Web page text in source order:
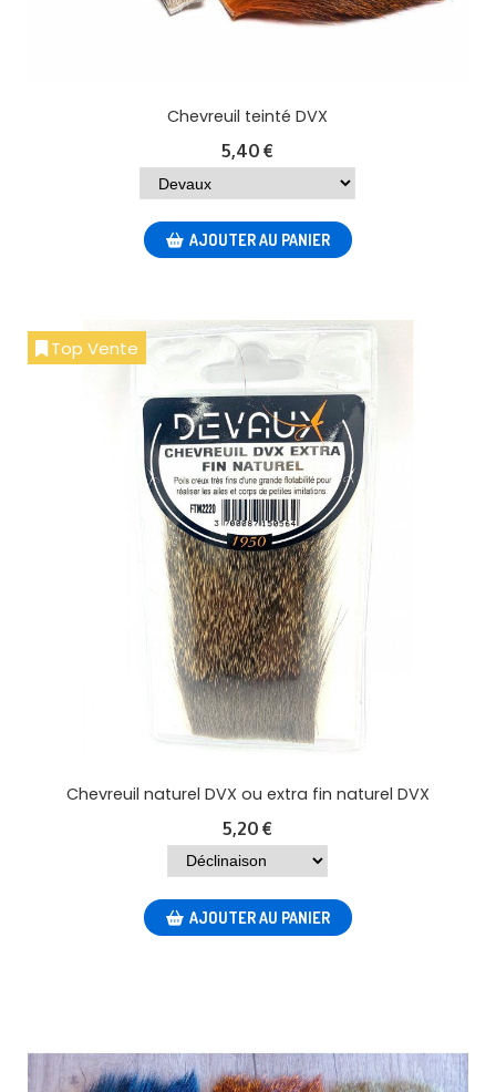
Chevreuil teinté DVX
5,40 €
AJOUTER AU PANIER
Top Vente
Chevreuil naturel DVX ou extra fin naturel DVX
5,20 €
AJOUTER AU PANIER